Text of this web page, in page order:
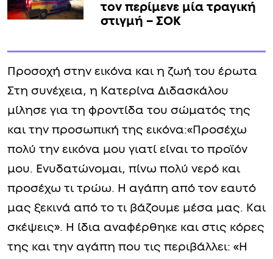
τον περίμενε μία τραγική
στιγμή – ΣΟΚ
Προσοχή στην εικόνα και η ζωή του έρωτα
Στη συνέχεια, η Κατερίνα Διδασκάλου
μίλησε για τη φροντίδα του σώματός της
και την προσωπική της εικόνα:«Προσέχω
πολύ την εικόνα μου γιατί είναι το προϊόν
μου. Ενυδατώνομαι, πίνω πολύ νερό και
προσέχω τι τρώω. Η αγάπη από τον εαυτό
μας ξεκινά από το τι βάζουμε μέσα μας. Και
σκέψεις». Η ίδια αναφέρθηκε και στις κόρες
της και την αγάπη που τις περιβάλλει: «Η